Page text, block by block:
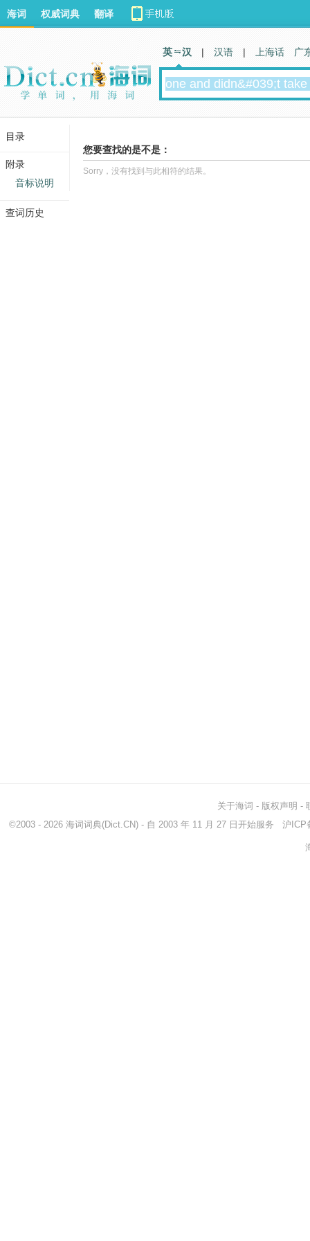
您要查找的是不是：
Sorry，没有找到与此相符的结果。
海词 权威词典 翻译
英 汉 | 汉语 | 上海话 广
关于海词 - 版权声明 -
©2003 - 2026 海词词典(Dict.CN) - 自 2003 年 11 月 27 日开始服务 沪ICP
目录
附录
音标说明
查词历史